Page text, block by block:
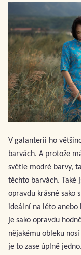
V galanterii ho
barvách. A protože
světle modré barvy,
těchto barvách. Také
opravdu krásné sako
ideální na léto anebo
je sako opravdu
nějakému obleku
je to zase úplně